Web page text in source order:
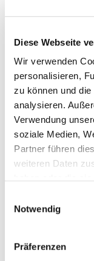
Diese Webseite
Wir verwenden
personalisieren,
zu können und
analysieren.
Verwendung
soziale Medien,
Partner führen
weiteren Daten
Notwendig
Präferenzen